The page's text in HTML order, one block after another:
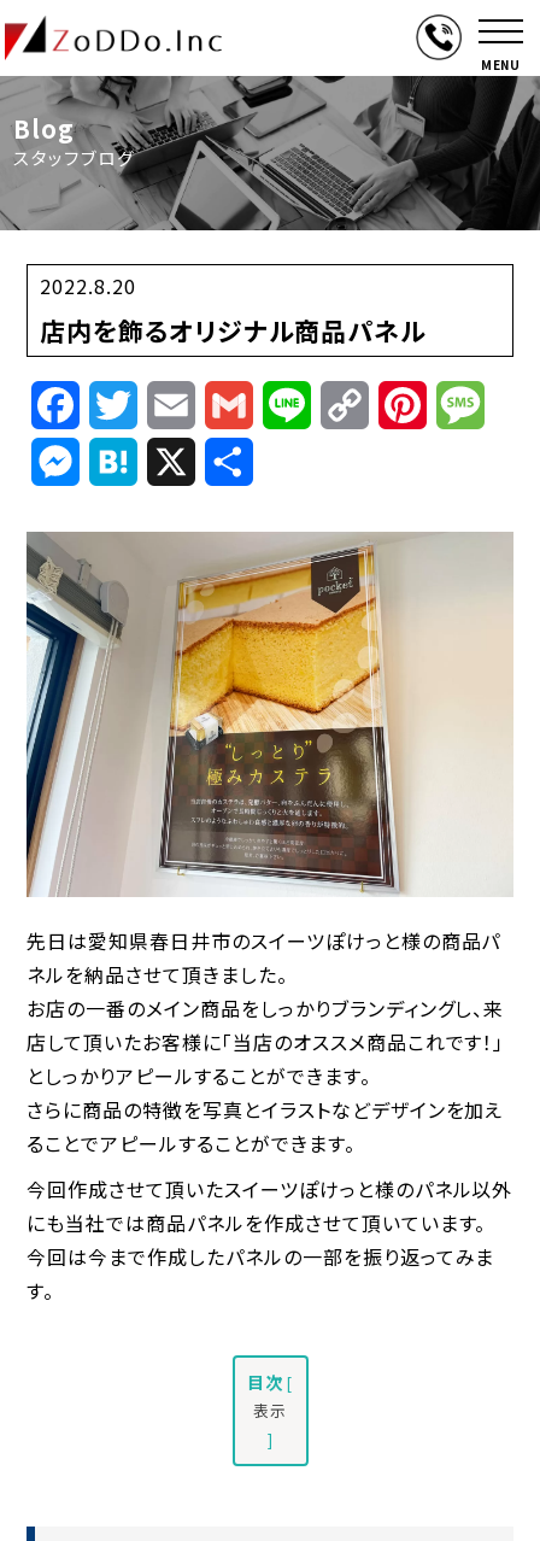
MENU
Blog
スタッフブログ
2022.8.20
店内を飾るオリジナル商品パネル
FacebookTwitterEmail Gmail Line
Copy
Link
Pinterest
Messenger
Hatena
先日は愛知県春日井市のスイーツぽけっと様の商品パ
ネルを納品させて頂きました。
お店の一番のメイン商品をしっかりブランディングし、来
店して頂いたお客様に「当店のオススメ商品これです！」
としっかりアピールすることができます。
さらに商品の特徴を写真とイラストなどデザインを加え
ることでアピールすることができます。
今回作成させて頂いたスイーツぽけっと様のパネル以外
にも当社では商品パネルを作成させて頂いています。
今回は今まで作成したパネルの一部を振り返ってみま
す。
目次 [
表示
]